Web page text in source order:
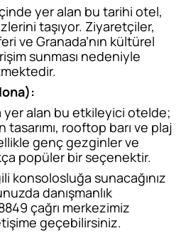
içinde yer alan bu tarihi otel,
taşıyor. Ziyaretçiler,
ve Granada’nın kültürel
sunması nedeniyle
yer alan bu etkileyici otelde;
rooftop barı ve plaj
genç gezginler ve
popüler bir seçenektir.
konsolosluğa sunacağınız
danışmanlık
çağrı merkezimiz
geçebilirsiniz.